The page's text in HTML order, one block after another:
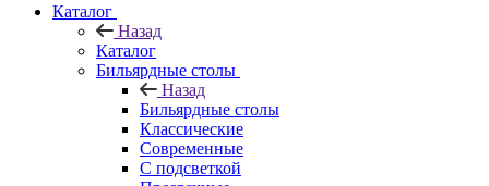
Каталог
Назад
Каталог
Бильярдные столы
Назад
Бильярдные столы
Классические
Современные
С подсветкой